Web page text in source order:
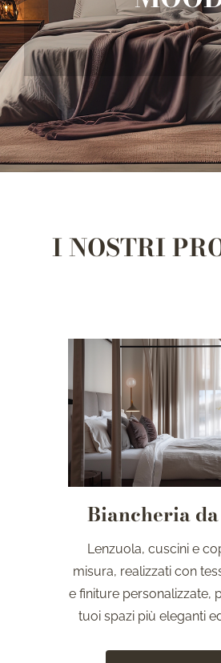
Contatti
I NOSTRI
Biancheria
Lenzuola, cuscini e
misura, realizzati con
e finiture personalizzate,
tuoi spazi più eleganti